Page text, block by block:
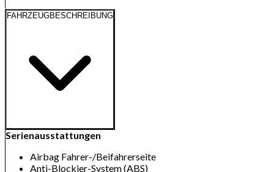
FAHRZEUGBESCHREIBUNG
Serienausstattungen
Airbag Fahrer-/Beifahrerseite
Anti-Blockier-System (ABS)